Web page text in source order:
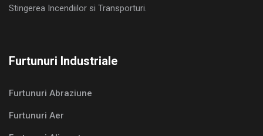
Stingerea Incendiilor si Transporturi.
Furtunuri Industriale
Furtunuri Abraziune
Furtunuri Aer